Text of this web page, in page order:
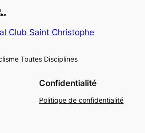
Club Saint Christophe
Toutes Disciplines
Confidentialité
Politique de confidentialité